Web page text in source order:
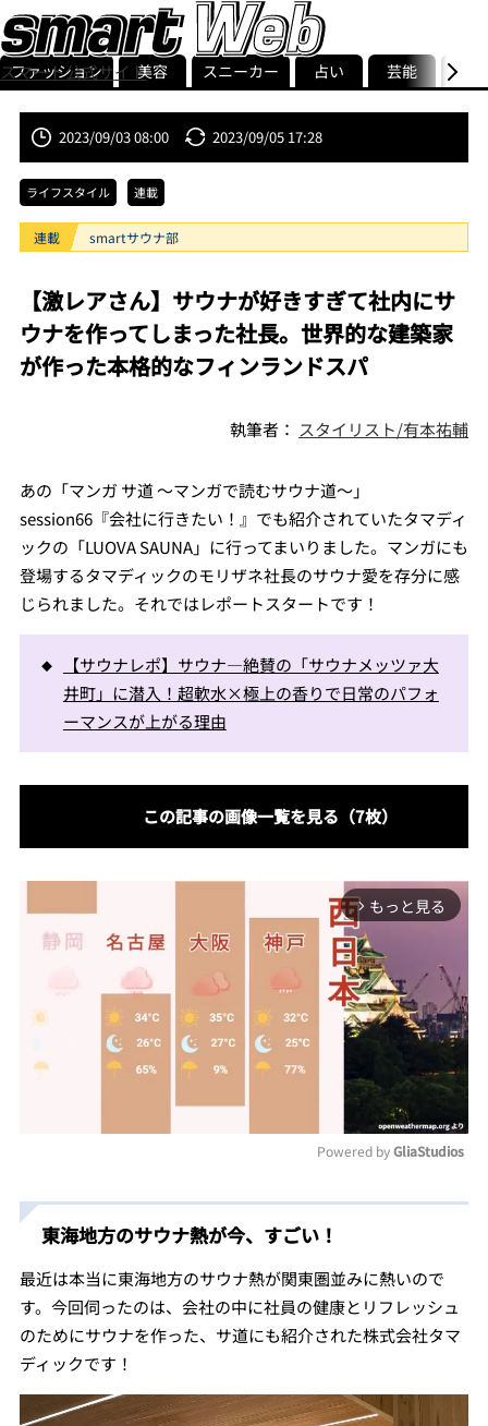
スマート公式サイト
smart最新号
記事一覧ランキング
ストリ
ファッション 美容 スニーカー 占い 芸能 グル
2023/09/03 08:00 2023/09/05 17:28
ライフスタイル 連載
連載 smartサウナ部
【激レアさん】サウナが好きすぎて社内にサ
ウナを作ってしまった社長。世界的な建築家
が作った本格的なフィンランドスパ
執筆者： スタイリスト/有本祐輔
あの「マンガ サ道 ～マンガで読むサウナ道～」
session66『会社に行きたい！』でも紹介されていたタマディ
ックの「LUOVA SAUNA」に行ってまいりました。マンガにも
登場するタマディックのモリザネ社長のサウナ愛を存分に感
じられました。それではレポートスタートです！
【サウナレポ】サウナ―絶賛の「サウナメッツァ大
井町」に潜入！超軟水×極上の香りで日常のパフォ
ーマンスが上がる理由
この記事の画像一覧を見る（7枚）
arrow_forward_ios もっと見る
Powered by GliaStudios
東海地方のサウナ熱が今、すごい！
最近は本当に東海地方のサウナ熱が関東圏並みに熱いので
す。今回伺ったのは、会社の中に社員の健康とリフレッシュ
のためにサウナを作った、サ道にも紹介された株式会社タマ
ディックです！